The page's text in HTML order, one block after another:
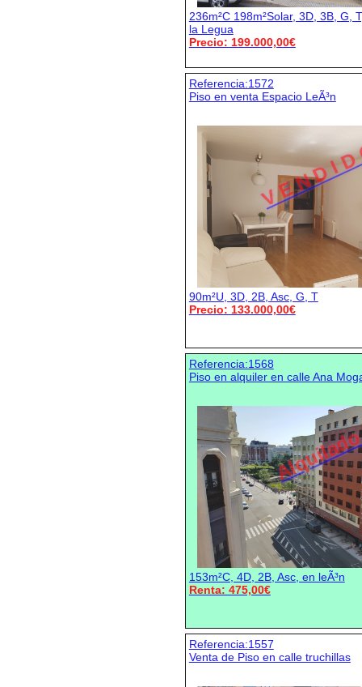
236m²C 198m²Solar, 3D, 3B, G,
la Legua
Precio: 199.000,00€
Referencia:1572
Piso en venta Espacio LeÃ³n
V E N D I
90m²U, 3D, 2B, Asc, G, T
Precio: 133.000,00€
Referencia:1568
Piso en alquiler en calle Ana
153m²C, 4D, 2B, Asc, en leÃ³n
Renta: 475,00€
Referencia:1557
Venta de Piso en calle truchillas